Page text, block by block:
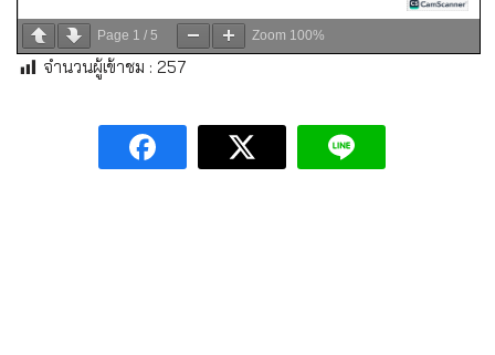
Page 1 / 5 Zoom 100%
จำนวนผู้เข้าชม : 257